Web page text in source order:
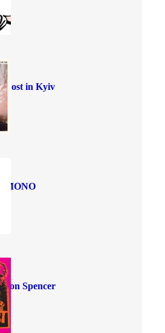
Lost in Kyiv
MONO
Jon Spencer